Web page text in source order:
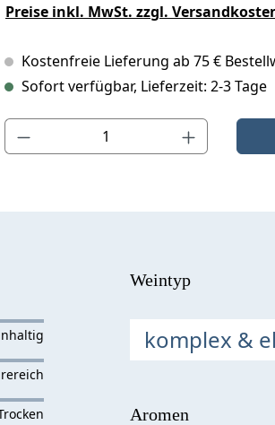
Preise inkl. MwSt. zzgl.
Kostenfreie Lieferung ab 75 €
Sofort verfügbar, Lieferzeit: 2-3 Tage
Produkt Anzahl: Gib den gewünschten Wert
Weintyp
komplex &
Aromen